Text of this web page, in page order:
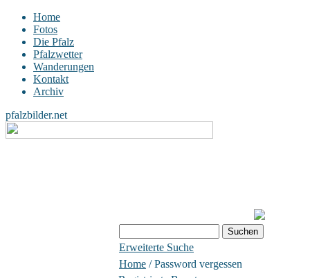
Home
Fotos
Die Pfalz
Pfalzwetter
Wanderungen
Kontakt
Archiv
pfalzbilder.net
Erweiterte Suche
Home / Password vergessen